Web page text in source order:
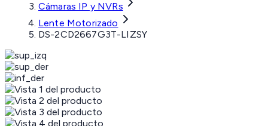
Cámaras IP y NVRs
Lente Motorizado
DS-2CD2667G3T-LIZSY